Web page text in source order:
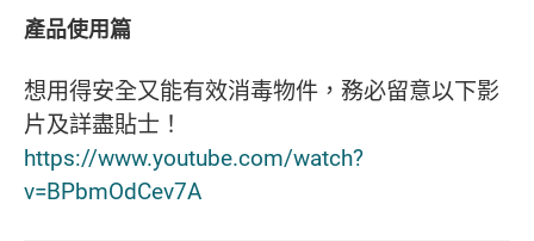
產品使用篇
想用得安全又能有效消毒物件，務必留意以下影
片及詳盡貼士！
https://www.youtube.com/watch?
v=BPbmOdCev7A